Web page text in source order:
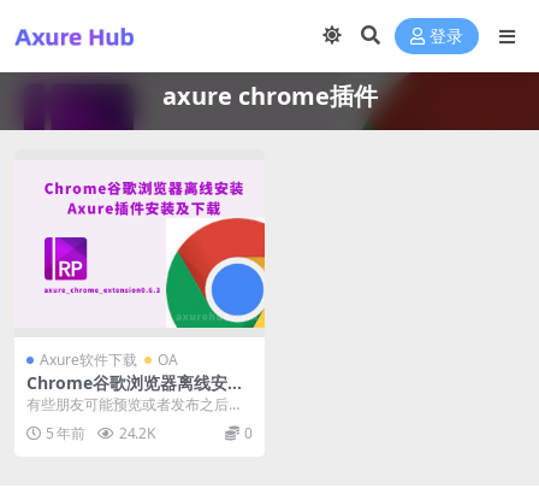
登录
axure chrome插件
Axure软件下载 OA
Chrome谷歌浏览器离线安装
Axure插件安装及下载 axure_
chrome_extension
有些朋友可能预览或者发布之后不
能直接预览axure的html文件，因
为浏览器可能...
5 年前 24.2K 0